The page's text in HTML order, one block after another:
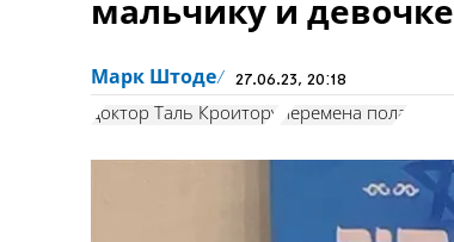
мальчику и девочке
Марк Штоде 27.06.23, 20:18
доктор Таль Кроитору перемена пола